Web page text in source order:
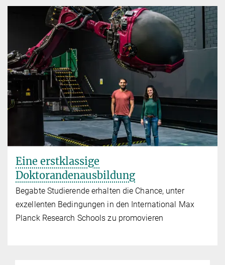
Eine erstklassige
Doktorandenausbildung
Begabte Studierende erhalten die Chance, unter
exzellenten Bedingungen in den International Max
Planck Research Schools zu promovieren